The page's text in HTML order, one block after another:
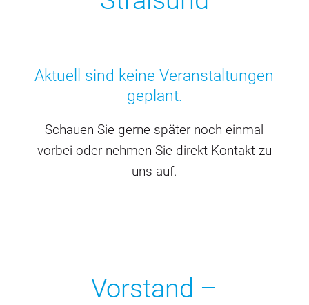
Aktuell sind keine Veranstaltungen
geplant.
Schauen Sie gerne später noch einmal
vorbei oder nehmen Sie direkt Kontakt zu
uns auf.
Vorstand –